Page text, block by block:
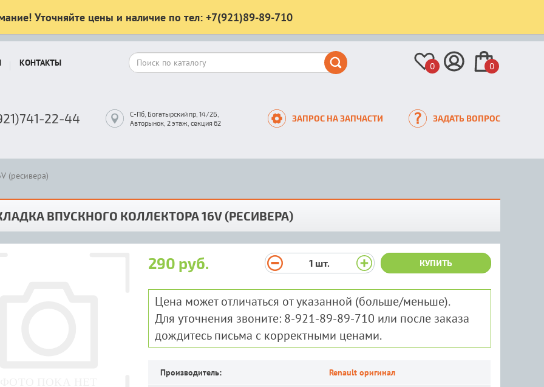
Уточняйте цены и наличие по тел: +7(921)89-89-710
КОНТАКТЫ 0 0
22-44
С-Пб, Богатырский пр, 14/2Б,
Авторынок, 2 этаж, секция 62
ЗАПРОС НА ЗАПЧАСТИ ЗАДАТЬ ВОПРОС
(ресивера)
ВПУСКНОГО КОЛЛЕКТОРА 16V (РЕСИВЕРА)
290 руб. 1 шт. КУПИТЬ
Цена может отличаться от указанной (больше/меньше).
Для уточнения звоните: 8-921-89-89-710 или после заказа
дождитесь письма с корректными ценами.
Производитель: Renault оригинал